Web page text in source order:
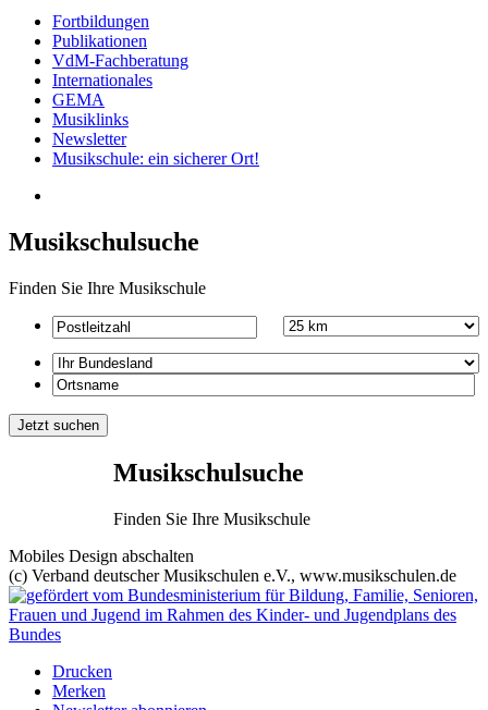
Fortbildungen
Publikationen
VdM-Fachberatung
Internationales
GEMA
Musiklinks
Newsletter
Musikschule: ein sicherer Ort!
Musikschulsuche
Finden Sie Ihre Musikschule
Musikschulsuche
Finden Sie Ihre Musikschule
Mobiles Design abschalten
(c) Verband deutscher Musikschulen e.V., www.musikschulen.de
Drucken
Merken